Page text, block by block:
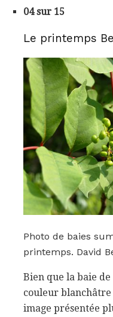
04 sur 15
Le printemps
Photo de baies
printemps. David
Bien que la baie
couleur
image présentée